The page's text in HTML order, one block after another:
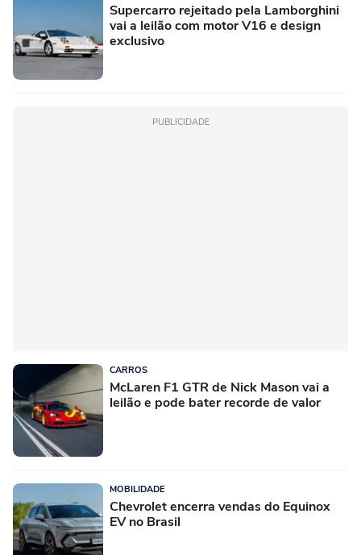
Supercarro rejeitado pela Lamborghini
vai a leilão com motor V16 e design
exclusivo
PUBLICIDADE
CARROS
McLaren F1 GTR de Nick Mason vai a
leilão e pode bater recorde de valor
MOBILIDADE
Chevrolet encerra vendas do Equinox
EV no Brasil